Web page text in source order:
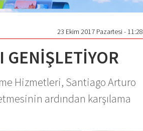
23 Ekim 2017 Pazartesi - 11:28
GENİŞLETİYOR
Hizmetleri, Santiago Arturo
ardından karşılama